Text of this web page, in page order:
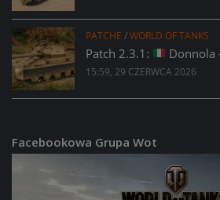
PATCHE /WORLD OF TANKS
Patch 2.3.1: Donnola
15:59, 29 CZERWCA 2026
Facebookowa Grupa Wot